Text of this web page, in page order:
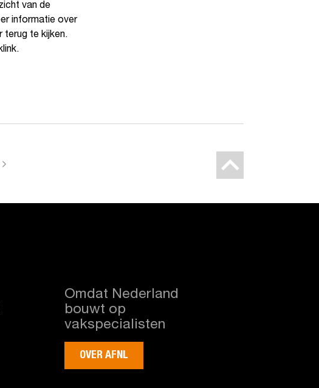
van de
informatie over
terug te kijken.
Omdat Nederland
bouwt op
vakspecialisten
OVER AFNL